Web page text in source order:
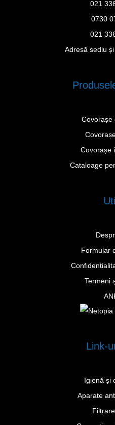
021
0730
021
Adresă sediu
Covorașe
Covorașe
Cataloage
Formular
Termeni
Link-
Igienă și
Aparate